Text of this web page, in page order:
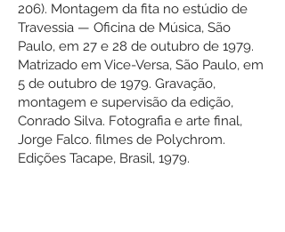
206). Montagem da fita no estúdio de
Travessia — Oficina de Música, São
Paulo, em 27 e 28 de outubro de 1979.
Matrizado em Vice-Versa, São Paulo, em
5 de outubro de 1979. Gravação,
montagem e supervisão da edição,
Conrado Silva. Fotografia e arte final,
Jorge Falco. filmes de Polychrom.
Edições Tacape, Brasil, 1979.